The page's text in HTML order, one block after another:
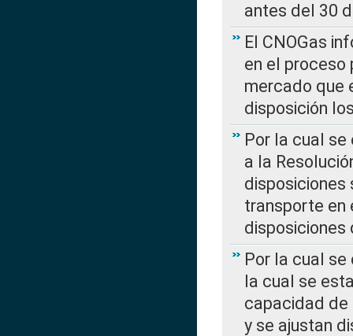
antes del 30
El CNOGas
en el
mercado que
disposición
Por la cual se
a la
disposiciones
transporte en
disposiciones
Por la cual se
la cual se
capacidad de
y se ajustan